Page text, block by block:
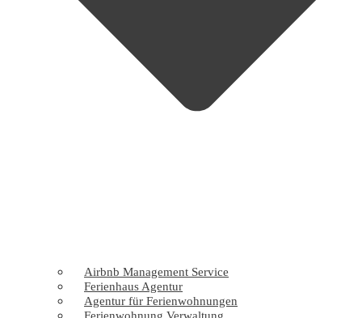
Airbnb Management Service
Ferienhaus Agentur
Agentur für Ferienwohnungen
Ferienwohnung Verwaltung